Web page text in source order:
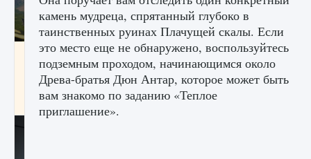
Как исправить ошибку Palworld EPalworld
«Идет сохранение мира — Невозможно
начать сохранение данных мира»
9 августа 2024 2 711 0
камень мудреца, спрятанный глубоко в
таинственных руинах Плачущей скалы. Если
это место еще не обнаружено, воспользуйтесь
подземным проходом, начинающимся около
Древа-братья Дюн Антар, которое может быть
вам знакомо по заданию «Теплое
приглашение».